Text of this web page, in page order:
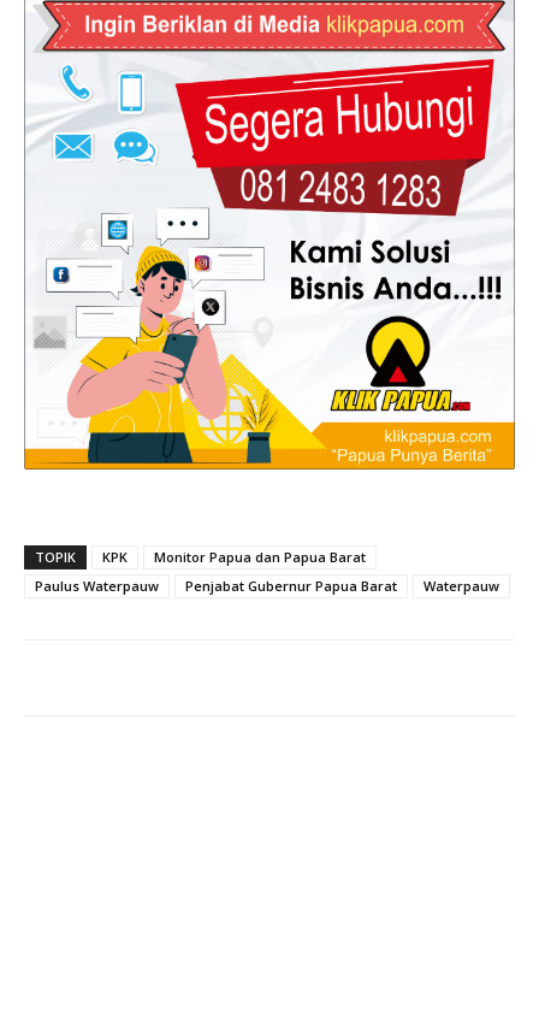
TOPIK KPK
Monitor Papua dan Papua Barat
Paulus Waterpauw
Penjabat Gubernur Papua Barat Waterpauw